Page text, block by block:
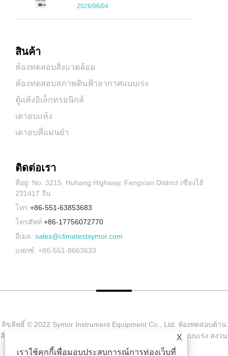
2026/06/04
สินค้า
ห้องทดสอบสิ่งแวดล้อม
ห้องทดสอบสภาพดินฟ้าอากาศแบบเร่ง
ตู้แห้งอิเล็กทรอนิกส์
เตาอบแห้ง
เตาอบที่แม่นยำ
ติดต่อเรา
ที่อยู่: No. 3215, Huhang Highway, Fengxian District เซี่ยงไฮ้
231417 จีน
โทร:+86-551-63853683
โทรศัพท์:+86-17756072770
อีเมล: sales@climatestsymor.com
แฟกซ์: +86-551-8663633
ลิขสิทธิ์ © 2022 Symor Instrument Equipment Co., Ltd. ห้องทดสอบด้าน
สิ่งแวดล้อม, ตู้แห้งแบบอิเล็กทรอนิกส์, ห้องทดสอบการผุกร่อนแบบเร่ง สงวน
X
เราใช้คุกกี้เพื่อมอบประสบการณ์การท่องเว็บที่